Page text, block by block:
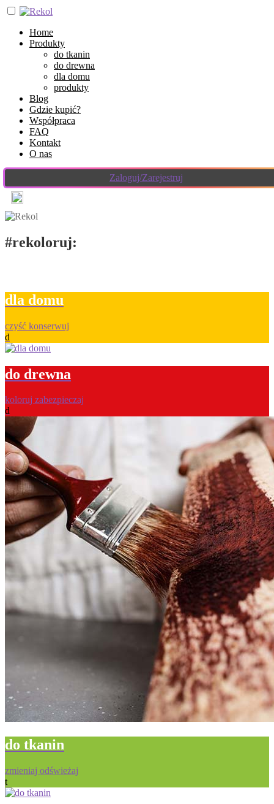
Home
Produkty
do tkanin
do drewna
dla domu
produkty
Blog
Gdzie kupić?
Współpraca
FAQ
Kontakt
O nas
Zaloguj/Zarejestruj
#rekoloruj:
dla domu
czyść konserwuj
d
do drewna
koloruj zabezpieczaj
d
do tkanin
zmieniaj odświeżaj
t